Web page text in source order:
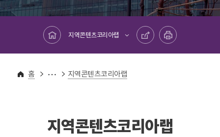
메인페이지로 바로가기
지역콘텐츠코리아랩
공유하기 프린트하기
홈
사업안내
사업별사이트 지역콘텐츠코리아랩
지역콘텐츠코리아랩